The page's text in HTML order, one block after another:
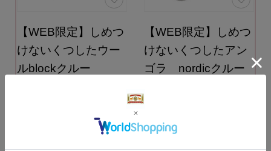
【WEB限定】しめつ
けないくつしたウー
ルblockクルー
【WEB限定】しめつ
けないくつしたアン
ゴラ nordicクルー
サイズ：23-25cm カラ
ー：グレー
【製造終了のため
10％OFF】